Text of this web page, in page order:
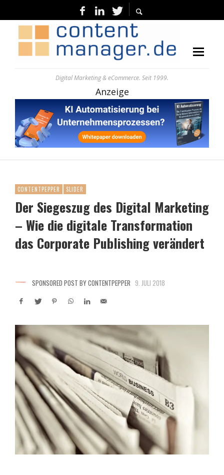
Digital Marketing & eCommerce. Seit 1999.
Anzeige
CONTENTPEPPER SLIDER
Der Siegeszug des Digital Marketing
– Wie die digitale Transformation
das Corporate Publishing verändert
SPONSORED POST BY CONTENTPEPPER 9. JULI 2018